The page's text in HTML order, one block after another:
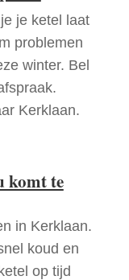
je ketel laat
problemen
winter. Bel
Kerklaan.
komt te
in Kerklaan.
koud en
op tijd